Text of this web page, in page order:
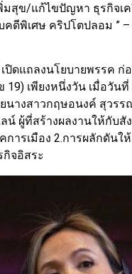
มสุข/แก้ไขปัญหา ธุรกิจเ
ดีพิเศษ คริปโตปลอม ”
ปิดแถลงนโยบายพรรค
19) เพียงหนึ่งวัน เมื่อวัน
นางสาวกฤษอนงค์ สุว
น์ ผู้ที่สร้างผลงานให้กับ
การเมือง 2.การผลักดัน
จอิสระ